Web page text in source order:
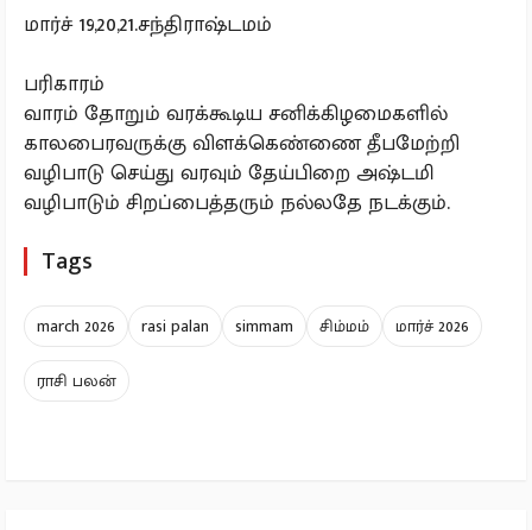
மார்ச் 19,20,21.சந்திராஷ்டமம்
பரிகாரம்
வாரம் தோறும் வரக்கூடிய சனிக்கிழமைகளில்
காலபைரவருக்கு விளக்கெண்ணை தீபமேற்றி
வழிபாடு செய்து வரவும் தேய்பிறை அஷ்டமி
வழிபாடும் சிறப்பைத்தரும் நல்லதே நடக்கும்.
Tags
march 2026 rasi palan simmam சிம்மம்
மார்ச் 2026
ராசி பலன்